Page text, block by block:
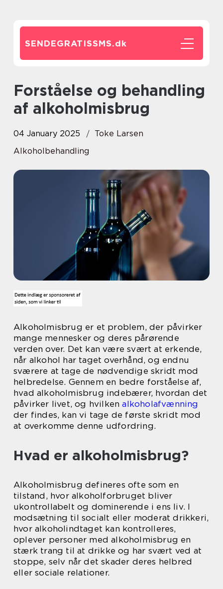
SENDEGRATISSMS.dk
Forståelse og behandling
af alkoholmisbrug
04 January 2025
Toke Larsen
Alkoholbehandling
Alkoholmisbrug er et problem, der påvirker
mange mennesker og deres pårørende
verden over. Det kan være svært at erkende,
når alkohol har taget overhånd, og endnu
sværere at tage de nødvendige skridt mod
helbredelse. Gennem en bedre forståelse af,
hvad alkoholmisbrug indebærer, hvordan det
påvirker livet, og hvilkenalkoholafvænning
der findes, kan vi tage de første skridt mod
at overkomme denne udfordring.
Hvad er alkoholmisbrug?
Alkoholmisbrug defineres ofte som en
tilstand, hvor alkoholforbruget bliver
ukontrollabelt og dominerende i ens liv. I
modsætning til socialt eller moderat drikkeri,
hvor alkoholindtaget kan kontrolleres,
oplever personer med alkoholmisbrug en
stærk trang til at drikke og har svært ved at
stoppe, selv når det skader deres helbred
eller sociale relationer.